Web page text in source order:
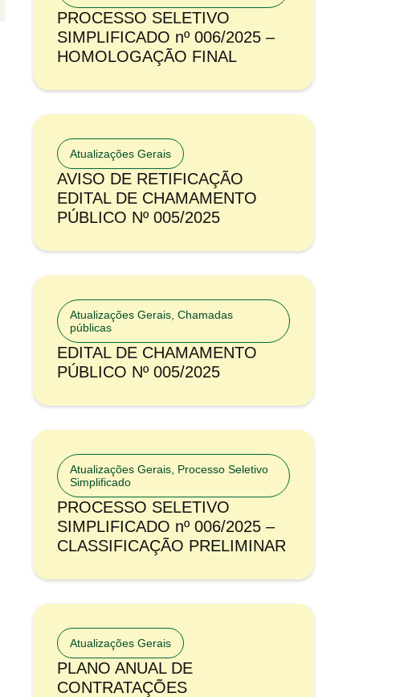
PROCESSO SELETIVO
SIMPLIFICADO nº 006/2025 –
HOMOLOGAÇÃO FINAL
Atualizações Gerais
AVISO DE RETIFICAÇÃO
EDITAL DE CHAMAMENTO
PÚBLICO Nº 005/2025
Atualizações Gerais Chamadas
públicas
EDITAL DE CHAMAMENTO
PÚBLICO Nº 005/2025
Atualizações Gerais Processo Seletivo
Simplificado
PROCESSO SELETIVO
SIMPLIFICADO nº 006/2025 –
CLASSIFICAÇÃO PRELIMINAR
Atualizações Gerais
PLANO ANUAL DE
CONTRATAÇÕES